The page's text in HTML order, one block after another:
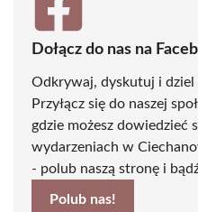
Dołącz do nas na
Odkrywaj, dyskutuj i dziel
Przyłącz się do naszej
gdzie możesz dowiedzieć
wydarzeniach w
- polub naszą stronę i
Polub nas!